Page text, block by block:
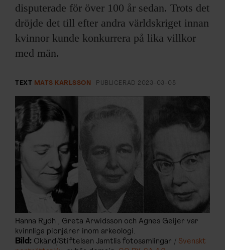
ARKIV & E-TIDNING
LYSSNA/PODD
KONTAKTA F&F
SKRIV I F&F
PRENUMERERA PÅ F&F
ANNONSERA I F&F
OM F&F
disputerade för över 100 år sedan. Trots det
dröjde det till efter andra världskriget innan
kvinnor kunde konkurrera på lika villkor
med män.
TEXT MATS KARLSSON PUBLICERAD 2023-03-08
Hanna Rydh , Greta Arwidsson och Agnes Geijer var
kvinnliga pionjärer inom arkeologi.
Bild: Okänd/Stiftelsen Jamtlis fotosamlingar / Svenskt